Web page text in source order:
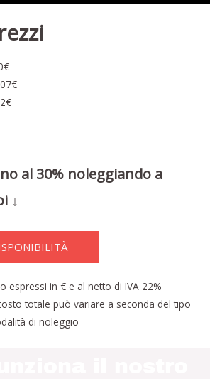
al 30% noleggiando a
↓
espressi in € e al netto di IVA 22%
totale può variare a seconda del tipo
di noleggio